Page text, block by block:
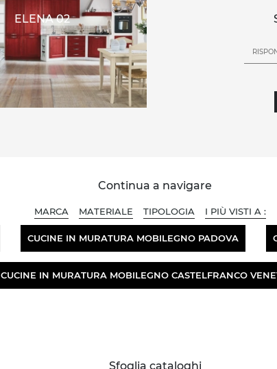
ELENA 02
Continua a navigare
MARCA MATERIALE TIPOLOGIA I PIÙ VISTI A :
CUCINE IN MURATURA MOBILEGNO PADOVA
CUCINE IN MURATURA MOBILEGNO CASTELFRANCO
Sfoglia cataloghi